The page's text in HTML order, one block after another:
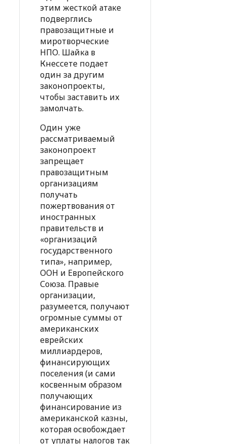
этим жесткой атаке
подверглись
правозащитные и
миротворческие
НПО. Шайка в
Кнессете подает
один за другим
законопроекты,
чтобы заставить их
замолчать.
Один уже
рассматриваемый
законопроект
запрещает
правозащитным
организациям
получать
пожертвования от
иностранных
правительств и
«организаций
государственного
типа», например,
ООН и Европейского
Союза. Правые
организации,
разумеется, получают
огромные суммы от
американских
еврейских
миллиардеров,
финансирующих
поселения (и сами
косвенным образом
получающих
финансирование из
американской казны,
которая освобождает
от уплаты налогов так